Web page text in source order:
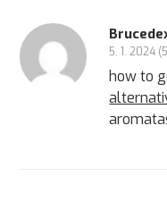
5. 1. 2024
how to